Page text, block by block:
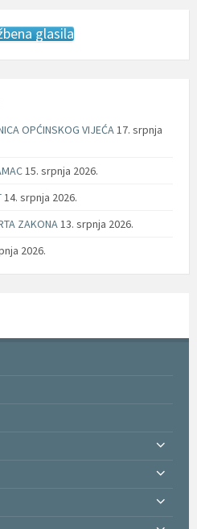
glasila
OPĆINSKOG VIJEĆA 17. srpnja
15. srpnja 2026.
14. srpnja 2026.
ZAKONA 13. srpnja 2026.
2026.